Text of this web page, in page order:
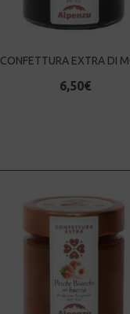
CONFETTURA EXTRA DI
6,50€